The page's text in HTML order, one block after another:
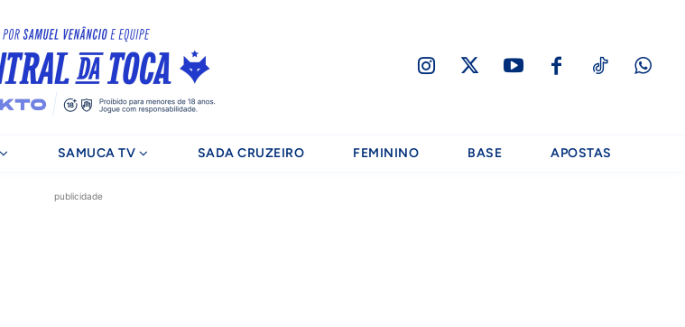
SAMUCA TV SADA CRUZEIRO FEMININO BASE APOSTAS
publicidade